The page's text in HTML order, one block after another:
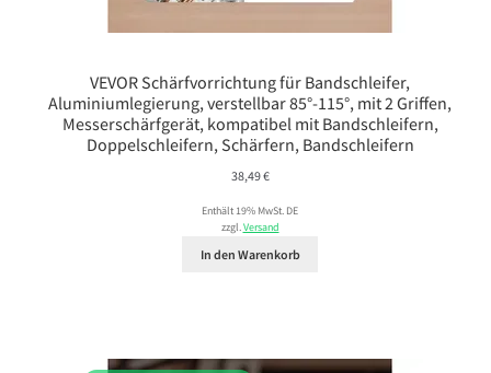
VEVOR Schärfvorrichtung für Bandschleifer,
Aluminiumlegierung, verstellbar 85°-115°, mit 2 Griffen,
Messerschärfgerät, kompatibel mit Bandschleifern,
Doppelschleifern, Schärfern, Bandschleifern
38,49€
Enthält 19% MwSt. DE
zzgl.Versand
In den Warenkorb